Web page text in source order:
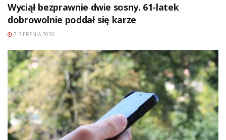
Wyciął bezprawnie dwie sosny. 61-latek
dobrowolnie poddał się karze
7 SIERPNIA 2026